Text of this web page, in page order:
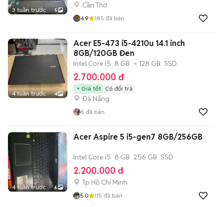
3 tuần trước 5
Cần Thơ
4.9 185 đã bán
4 tuần trước 4
Acer E5-473 i5-4210u 14.1 inch
8GB/120GB Đen
Intel Core i5 8 GB < 128 GB SSD
2.700.000 đ
Giá tốt Có đổi trả
Đà Nẵng
6 đã bán
4 tuần trước 6
Acer Aspire 5 i5-gen7 8GB/256GB
Intel Core i5 8 GB 256 GB SSD
2.200.000 đ
Tp Hồ Chí Minh
5.0 115 đã bán